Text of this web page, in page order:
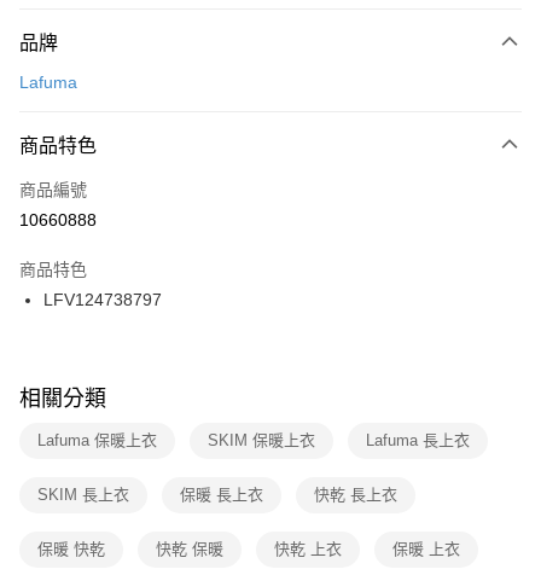
台灣樂天信用卡公司
【關於「AFTEE先享後付」】
便利好安心！
３．安心：先確認商品／服務後，再付款。
【「AFTEE先享後付」結帳流程】
１．於結帳方式選擇「AFTEE先享後付」後，將跳轉至「AFTEE先享後付」
２．訂單成立數日內，您將收到繳費通知簡訊。
３．收到繳費通知簡訊後14天內，點擊此簡訊中的連結，可透過四大超商／
ATM／網路銀行／等多元方式進行付款，方視為交易完成。
※ 交易是否成功請以「AFTEE先享後付 」之結帳頁面顯示為準，若有關於
是否繳費成功／繳費後需取消欲退款等相關疑問，請聯繫「AFTEE先享後付
客戶支援中心」 https://netprotections.freshdesk.com/support/home
１．透過由恩沛科技股份有限公司提供之「AFTEE先享後付」服務完成之交
權轉讓予恩沛科技股份有限公司。
運送方式
每筆NT$100，滿NT$1,500(含以上)免運費
宅配
每筆NT$100，滿NT$1,500(含以上)免運費
付款後門市自取
每筆NT$100，滿NT$1,500(含以上)免運費
品牌
Lafuma
商品特色
商品編號
10660888
商品特色
LFV124738797
相關分類
Lafuma 保暖上衣 SKIM 保暖上衣 Lafuma 長上衣
SKIM 長上衣 保暖 長上衣 快乾 長上衣
保暖 快乾 快乾 保暖 快乾 上衣 保暖 上衣